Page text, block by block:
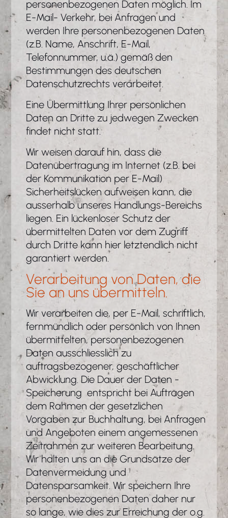
personenbezogenen Daten möglich. Im
E-Mail- Verkehr, bei Anfragen und
werden Ihre personenbezogenen Daten
(z.B. Name, Anschrift, E-Mail,
Telefonnummer, u.ä.) gemäß den
Bestimmungen des deutschen
Datenschutzrechts verarbeitet.
Eine Übermittlung Ihrer persönlichen
Daten an Dritte zu jedwegen Zwecken
findet nicht statt.
Wir weisen darauf hin, dass die
Datenübertragung im Internet (z.B. bei
der Kommunikation per E-Mail)
Sicherheitslücken aufweisen kann, die
ausserhalb unseres Handlungs-Bereichs
liegen. Ein lückenloser Schutz der
übermittelten Daten vor dem Zugriff
durch Dritte kann hier letztendlich nicht
garantiert werden.
Verarbeitung von Daten, die
Sie an uns übermitteln.
Wir verarbeiten die, per E-Mail, schriftlich,
fernmündlich oder persönlich von Ihnen
übermittelten, personenbezogenen
Daten ausschliesslich zu
auftragsbezogener, geschäftlicher
Abwicklung. Die Dauer der Daten -
Speicherung entspricht bei Aufträgen
dem Rahmen der gesetzlichen
Vorgaben zur Buchhaltung, bei Anfragen
und Angeboten einem angemessenen
Zeitrahmen zur weiteren Bearbeitung.
Wir halten uns an die Grundsätze der
Datenvermeidung und
Datensparsamkeit. Wir speichern Ihre
personenbezogenen Daten daher nur
so lange, wie dies zur Erreichung der o.g.